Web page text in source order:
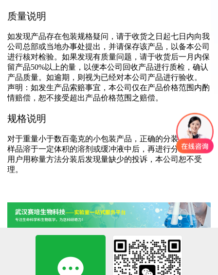
质量说明
如发现产品存在包装规格疑问，请于收货之日起七日内向我
公司总部或当地办事处提出，并请保存该产品，以备本公司
进行核对检验。如果发现有质量问题，请于收货后一月内保
留产品50%以上的量，以便本公司回收产品进行质检，确认
产品质量。如逾期，则视为已经对本公司产品进行验收。
声明：如发生产品索赔事宜，本公司仅在产品价格范围内酌
情赔偿，恕不接受超出产品价格范围之赔偿。
规格说明
对于重量小于数百毫克的小包装产品，正确的分装方法是将
样品溶于一定体积的溶剂或缓冲液中后，再进行分装。对于
用户用称量方法分装后发现量缺少的投诉，本公司恕不受
理。